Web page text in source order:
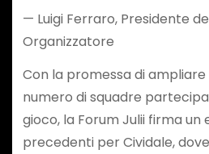
​— Luigi Ferraro, Presidente
Organizzatore
​Con la promessa di
numero di squadre
gioco, la Forum Julii firma un
precedenti per Cividale,